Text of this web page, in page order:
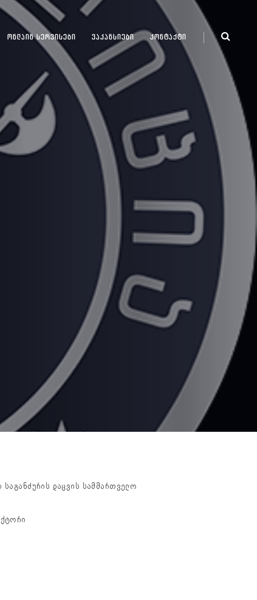
ᲝᲜᲚᲐᲘᲜ ᲡᲔᲠᲕᲘᲡᲔᲑᲘ ᲕᲐᲙᲐᲜᲡᲘᲔᲑᲘ ᲙᲝᲜᲢᲐᲥᲢᲘ
დაცვის სამმართველო